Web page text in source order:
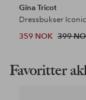
Gina Tricot
359 NOK 399
Favoritter